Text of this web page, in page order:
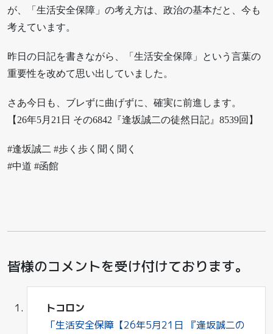
が、「生活安全保障」の考え方は、政治の基本だと、今も
考えています。
昨日の日記を書きながら、「生活安全保障」という言葉の
重要性を改めて思い出していました。
さあ今日も、ブレずに曲げずに、確実に前進します。
【26年5月21日 その6842『逢坂誠二の徒然日記』8539回】
#逢坂誠二 #歩く歩く聞く聞く
#中道 #函館
皆様のコメントを受け付けております。
トコロン
「生活安全保障【26年5月21日 『逢坂誠二の